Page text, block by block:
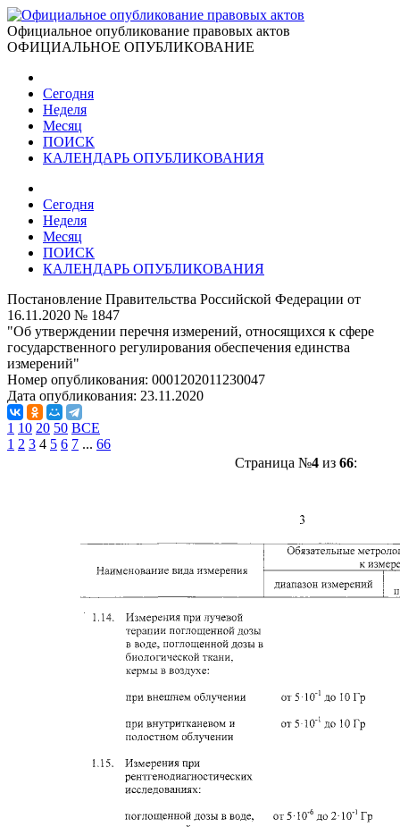
Официальное опубликование правовых актов
ОФИЦИАЛЬНОЕ ОПУБЛИКОВАНИЕ
Сегодня
Неделя
Месяц
ПОИСК
КАЛЕНДАРЬ ОПУБЛИКОВАНИЯ
Сегодня
Неделя
Месяц
ПОИСК
КАЛЕНДАРЬ ОПУБЛИКОВАНИЯ
Постановление Правительства Российской Федерации от
16.11.2020 № 1847
"Об утверждении перечня измерений, относящихся к сфере
государственного регулирования обеспечения единства
измерений"
Номер опубликования: 0001202011230047
Дата опубликования: 23.11.2020
1 10 20 50 ВСЕ
1 2 3 4 5 6 7 ... 66
Страница №4из 66: